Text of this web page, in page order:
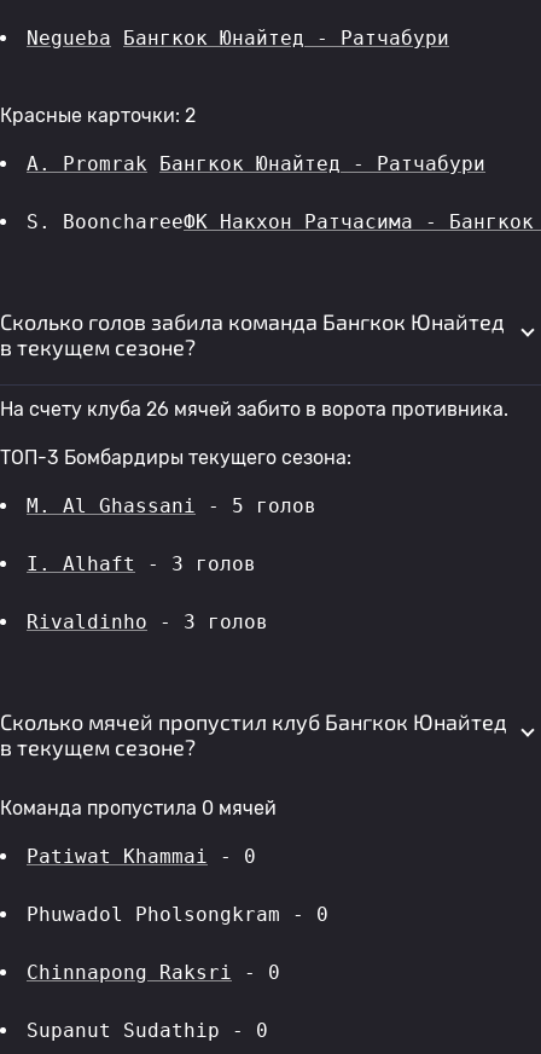
Negueba Бангкок Юнайтед - Ратчабури
Красные карточки: 2
A. Promrak Бангкок Юнайтед - Ратчабури
S. BoonchareeФК Накхон Ратчасима - Бангкок
Сколько голов забила команда Бангкок Юнайтед
в текущем сезоне?
На счету клуба 26 мячей забито в ворота противника.
ТОП-3 Бомбардиры текущего сезона:
M. Al Ghassani - 5 голов
I. Alhaft - 3 голов
Rivaldinho - 3 голов
Сколько мячей пропустил клуб Бангкок Юнайтед
в текущем сезоне?
Команда пропустила 0 мячей
Patiwat Khammai - 0
Phuwadol Pholsongkram - 0
Chinnapong Raksri - 0
Supanut Sudathip - 0